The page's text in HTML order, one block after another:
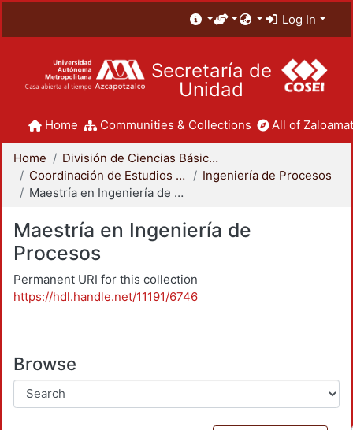
Log In
Secretaría de
Unidad
Home Communities & Collections All of
Home
División de Ciencias Básicas e Ingeniería
Coordinación de Estudios de Posgrado - CBI
Ingeniería de Procesos
Maestría en Ingeniería de Procesos
Maestría en Ingeniería de
Procesos
Permanent URI for this collection
https://hdl.handle.net/11191/6746
Browse